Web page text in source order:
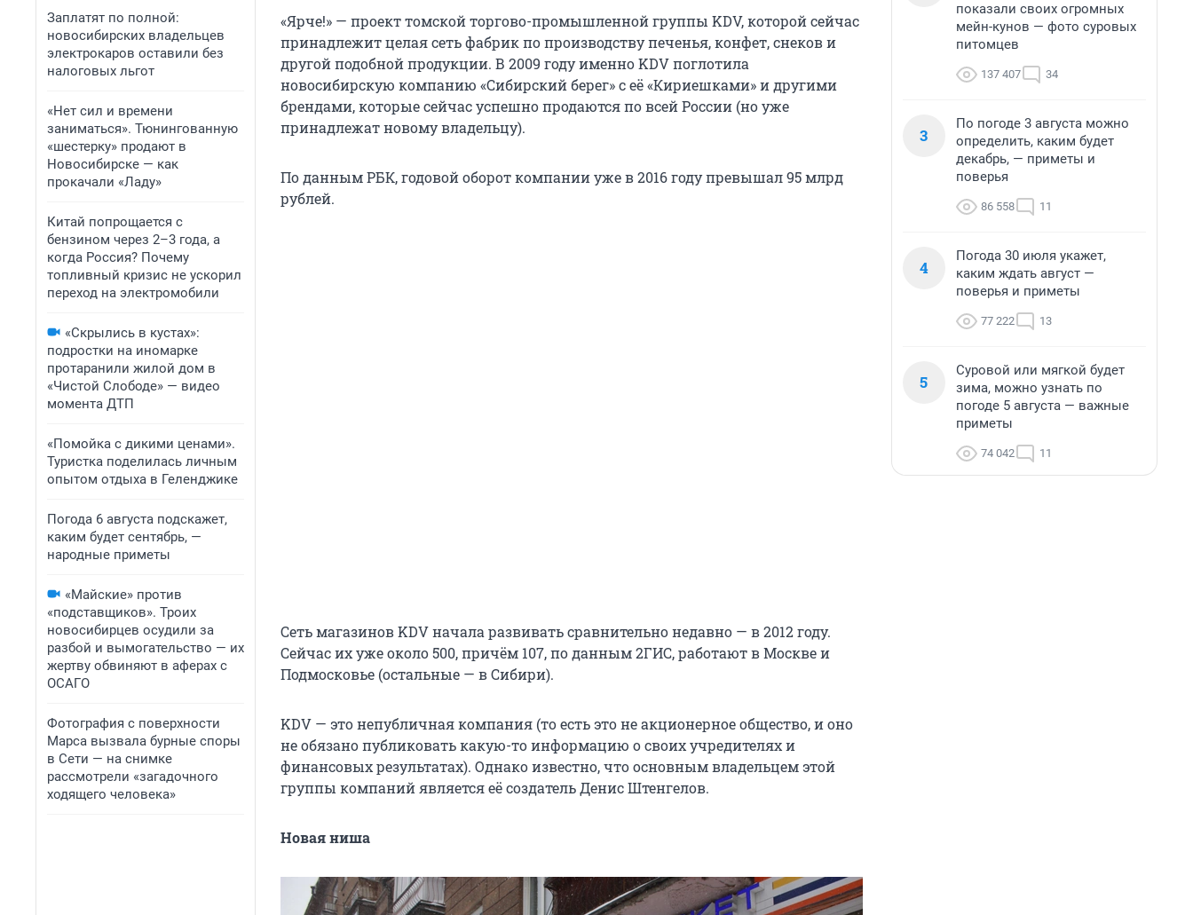
Заплатят по полной:
новосибирских владельцев
электрокаров оставили без
налоговых льгот
«Нет сил и времени
заниматься». Тюнингованную
«шестерку» продают в
Новосибирске — как
прокачали «Ладу»
Китай попрощается с
бензином через 2–3 года, а
когда Россия? Почему
топливный кризис не ускорил
переход на электромобили
«Скрылись в кустах»:
подростки на иномарке
протаранили жилой дом в
«Чистой Слободе» — видео
момента ДТП
«Помойка с дикими ценами».
Туристка поделилась личным
опытом отдыха в Геленджике
Погода 6 августа подскажет,
каким будет сентябрь, —
народные приметы
«Майские» против
«подставщиков». Троих
новосибирцев осудили за
разбой и вымогательство — их
жертву обвиняют в аферах с
ОСАГО
Фотография с поверхности
Марса вызвала бурные споры
в Сети — на снимке
рассмотрели «загадочного
ходящего человека»
«Ярче!» — проект томской торгово-промышленной группы KDV, которой сейчас
принадлежит целая сеть фабрик по производству печенья, конфет, снеков и
другой подобной продукции. В 2009 году именно KDV поглотила
новосибирскую компанию «Сибирский берег» с её «Кириешками» и другими
брендами, которые сейчас успешно продаются по всей России (но уже
принадлежат новому владельцу).
По данным РБК, годовой оборот компании уже в 2016 году превышал 95 млрд
рублей.
Сеть магазинов KDV начала развивать сравнительно недавно — в 2012 году.
Сейчас их уже около 500, причём 107, по данным 2ГИС, работают в Москве и
Подмосковье (остальные — в Сибири).
KDV — это непубличная компания (то есть это не акционерное общество, и оно
не обязано публиковать какую-то информацию о своих учредителях и
финансовых результатах). Однако известно, что основным владельцем этой
группы компаний является её создатель Денис Штенгелов.
Новая ниша
показали своих огромных
мейн-кунов — фото суровых
питомцев
137 407 34
3
По погоде 3 августа можно
определить, каким будет
декабрь, — приметы и
поверья
86 558 11
4
Погода 30 июля укажет,
каким ждать август —
поверья и приметы
77 222 13
5
Суровой или мягкой будет
зима, можно узнать по
погоде 5 августа — важные
приметы
74 042 11